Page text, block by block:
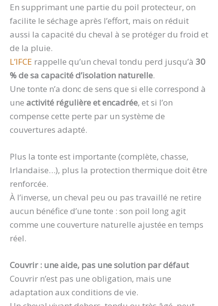
En supprimant une partie du poil protecteur, on
facilite le séchage après l’effort, mais on réduit
aussi la capacité du cheval à se protéger du froid et
de la pluie.
L’IFCE rappelle qu’un cheval tondu perd jusqu’à 30
% de sa capacité d’isolation naturelle.
Une tonte n’a donc de sens que si elle correspond à
une activité régulière et encadrée, et si l’on
compense cette perte par un système de
couvertures adapté.
Plus la tonte est importante (complète, chasse,
Irlandaise…), plus la protection thermique doit être
renforcée.
À l’inverse, un cheval peu ou pas travaillé ne retire
aucun bénéfice d’une tonte : son poil long agit
comme une couverture naturelle ajustée en temps
réel.
Couvrir : une aide, pas une solution par défaut
Couvrir n’est pas une obligation, mais une
adaptation aux conditions de vie.